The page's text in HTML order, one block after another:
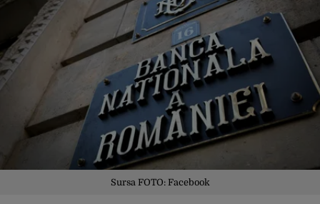
Sursa FOTO: Facebook